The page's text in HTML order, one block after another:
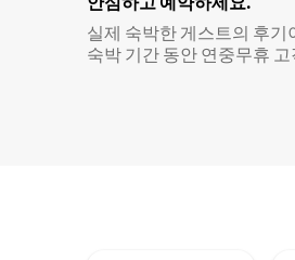
실제 숙박한 게스트의 후기
숙박 기간 동안 연중무휴